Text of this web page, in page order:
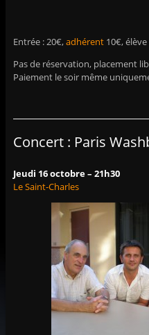
Entrée : 20€,adhérent10€,
Pas de réservation, placement
Paiement le soir même
Concert : Paris
Jeudi 16 octobre – 21h30
Le Saint-Charles